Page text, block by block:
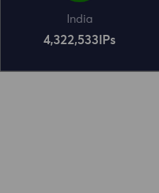
India
4,322,534 IPs